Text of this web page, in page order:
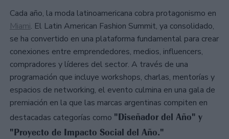
Cada año, la moda latinoamericana cobra protagonismo en
Miami. El Latin American Fashion Summit, ya consolidado,
se ha convertido en una plataforma fundamental para crear
conexiones entre emprendedores, medios, influencers,
compradores y líderes del sector. A través de una
programación que incluye workshops, charlas, mentorías y
espacios de networking, el evento culmina en una gala de
premiación en la que las marcas argentinas compiten en
destacadas categorías como "Diseñador del Año" y
"Proyecto de Impacto Social del Año."